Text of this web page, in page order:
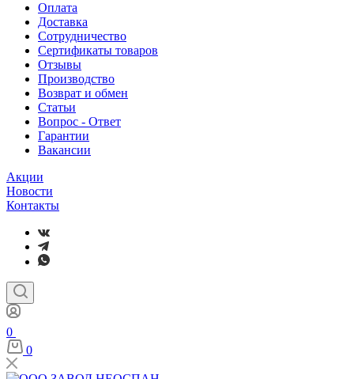
Оплата
Доставка
Сотрудничество
Сертификаты товаров
Отзывы
Производство
Возврат и обмен
Статьи
Вопрос - Ответ
Гарантии
Вакансии
Акции
Новости
Контакты
0
0